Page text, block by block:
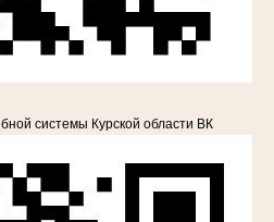
системы Курской области ВК